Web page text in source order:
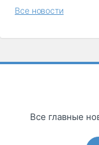
Все новости
Все главные